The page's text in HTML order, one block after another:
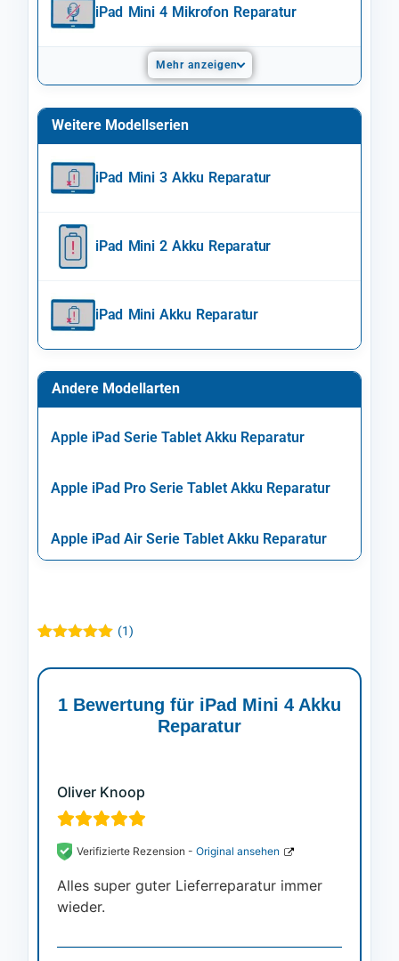
iPad Mini 4 Mikrofon Reparatur
Mehr anzeigen
Weitere Modellserien
iPad Mini 3 Akku Reparatur
iPad Mini 2 Akku Reparatur
iPad Mini Akku Reparatur
Andere Modellarten
Apple iPad Serie Tablet Akku Reparatur
Apple iPad Pro Serie Tablet Akku Reparatur
Apple iPad Air Serie Tablet Akku Reparatur
5.00von 5,
basierend
Kundenbewertung
(1)
1 Bewertung für iPad Mini 4 Akku
Reparatur
Oliver Knoop
Verifizierte Rezension - Original ansehen
Alles super guter Lieferreparatur immer
wieder.